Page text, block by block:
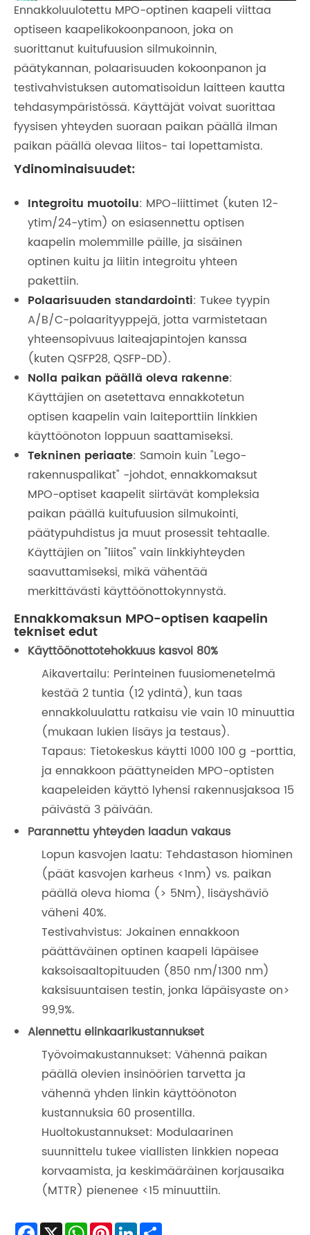
Ennakkoluulotettu MPO-optinen kaapeli viittaa
optiseen kaapelikokoonpanoon, joka on
suorittanut kuitufuusion silmukoinnin,
päätykannan, polaarisuuden kokoonpanon ja
testivahvistuksen automatisoidun laitteen kautta
tehdasympäristössä. Käyttäjät voivat suorittaa
fyysisen yhteyden suoraan paikan päällä ilman
paikan päällä olevaa liitos- tai lopettamista.
Ydinominaisuudet:
Integroitu muotoilu: MPO-liittimet (kuten 12-
ytim/24-ytim) on esiasennettu optisen
kaapelin molemmille päille, ja sisäinen
optinen kuitu ja liitin integroitu yhteen
pakettiin.
Polaarisuuden standardointi: Tukee tyypin
A/B/C-polaarityyppejä, jotta varmistetaan
yhteensopivuus laiteajapintojen kanssa
(kuten QSFP28, QSFP-DD).
Nolla paikan päällä oleva rakenne:
Käyttäjien on asetettava ennakkotetun
optisen kaapelin vain laiteporttiin linkkien
käyttöönoton loppuun saattamiseksi.
Tekninen periaate: Samoin kuin "Lego-
rakennuspalikat" -johdot, ennakkomaksut
MPO-optiset kaapelit siirtävät kompleksia
paikan päällä kuitufuusion silmukointi,
päätypuhdistus ja muut prosessit tehtaalle.
Käyttäjien on "liitos" vain linkkiyhteyden
saavuttamiseksi, mikä vähentää
merkittävästi käyttöönottokynnystä.
Ennakkomaksun MPO-optisen kaapelin
tekniset edut
Käyttöönottotehokkuus kasvoi 80%
Aikavertailu: Perinteinen fuusiomenetelmä
kestää 2 tuntia (12 ydintä), kun taas
ennakkoluulattu ratkaisu vie vain 10 minuuttia
(mukaan lukien lisäys ja testaus).
Tapaus: Tietokeskus käytti 1000 100 g -porttia,
ja ennakkoon päättyneiden MPO-optisten
kaapeleiden käyttö lyhensi rakennusjaksoa 15
päivästä 3 päivään.
Parannettu yhteyden laadun vakaus
Lopun kasvojen laatu: Tehdastason hiominen
(päät kasvojen karheus <1nm) vs. paikan
päällä oleva hioma (> 5Nm), lisäyshäviö
väheni 40%.
Testivahvistus: Jokainen ennakkoon
päättäväinen optinen kaapeli läpäisee
kaksoisaaltopituuden (850 nm/1300 nm)
kaksisuuntaisen testin, jonka läpäisyaste on>
99,9%.
Alennettu elinkaarikustannukset
Työvoimakustannukset: Vähennä paikan
päällä olevien insinöörien tarvetta ja
vähennä yhden linkin käyttöönoton
kustannuksia 60 prosentilla.
Huoltokustannukset: Modulaarinen
suunnittelu tukee viallisten linkkien nopeaa
korvaamista, ja keskimääräinen korjausaika
(MTTR) pienenee <15 minuuttiin.
Facebook
X WhatsApp
Pinterest
LinkedIn